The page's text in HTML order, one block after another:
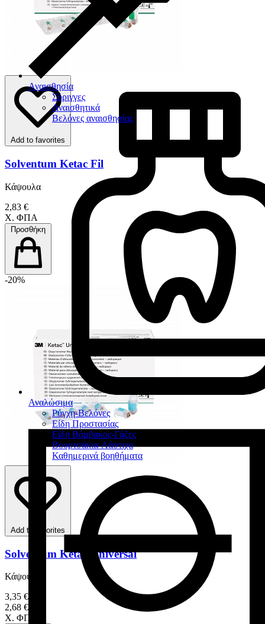
Αναισθησία
Σύριγγες
Αναισθητικά
Βελόνες αναισθησίας
Αναλώσιμα
Ρύγχη-Βελόνες
Είδη Προστασίας
Είδη Βάμβακος-Γάζες
Βουρτσάκια-Λάστιχα
Καθημερινά βοηθήματα
Add to favorites
Solventum Ketac Fil
Κάψουλα
2,83 €
Χ. ΦΠΑ
Προσθήκη
-20%
Add to favorites
Solventum Ketac Universal
Κάψουλα
3,35 €
2,68 €
Χ. ΦΠΑ